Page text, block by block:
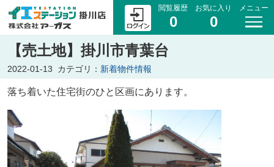
閲覧履歴
0
お気に入り
0
メニュー
【売土地】掛川市青葉台
2022-01-13 カテゴリ： 新着物件情報
落ち着いた住宅街のひと区画にあります。